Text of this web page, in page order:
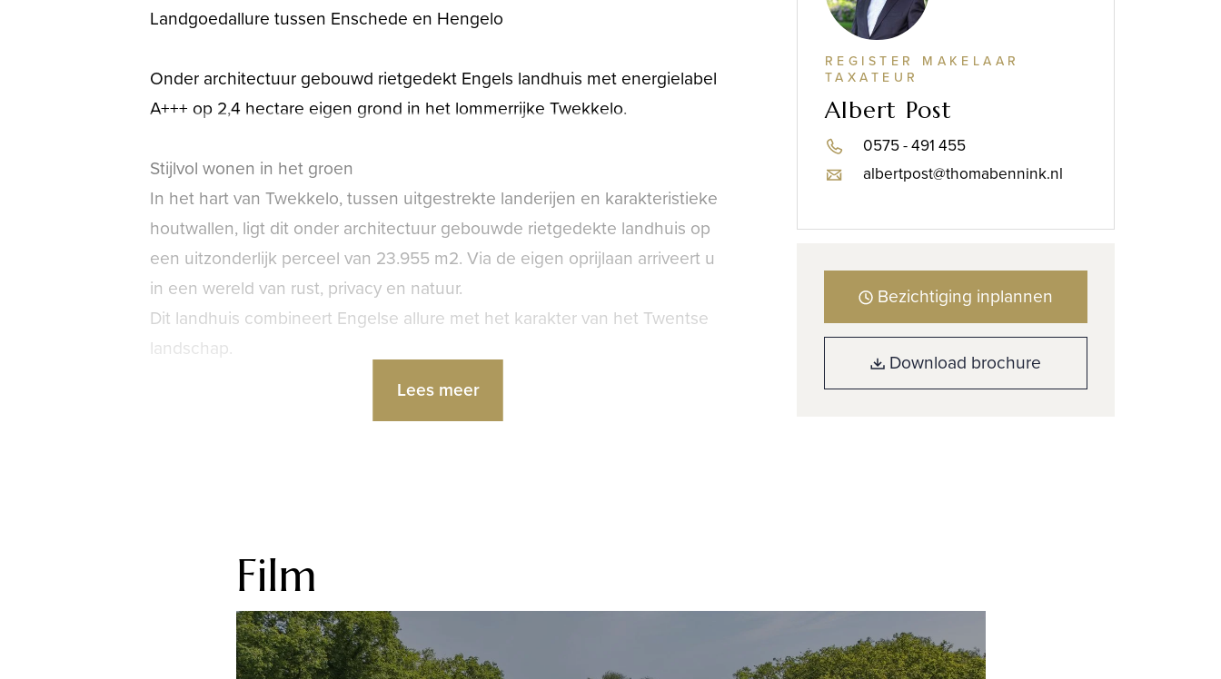
Landgoedallure tussen Enschede en Hengelo
Onder architectuur gebouwd rietgedekt Engels landhuis met energielabel
A+++ op 2,4 hectare eigen grond in het lommerrijke Twekkelo.
Stijlvol wonen in het groen
In het hart van Twekkelo, tussen uitgestrekte landerijen en karakteristieke
houtwallen, ligt dit onder architectuur gebouwde rietgedekte landhuis op
een uitzonderlijk perceel van 23.955 m2. Via de eigen oprijlaan arriveert u
in een wereld van rust, privacy en natuur.
Dit landhuis combineert Engelse allure met het karakter van het Twentse
landschap.
bevinden zich meerdere bijgebouwen en een schaapskooi bij de
afzonderlijke weilanden. Samen geven zij het geheel de uitstraling van een
privélandgoed.
De huidige eigenaren hebben het terrein met groot respect voor de natuur
Lees meer
REGISTER MAKELAAR
TAXATEUR
Albert Post
0575 - 491 455
albertpost@thomabennink.nl
Bezichtiging inplannen
Download brochure
Film